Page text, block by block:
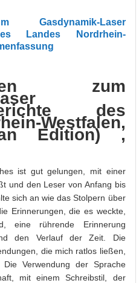
Gasdynamik-Laser
Landes Nordrhein-
zum
des
Westfalen,
Edition) ,
ist gut gelungen, mit einer
und den Leser von Anfang bis
sich an wie das Stolpern über
Erinnerungen, die es weckte,
eine rührende Erinnerung
den Verlauf der Zeit. Die
die mich ratlos ließen,
Verwendung der Sprache
mit einem Schreibstil, der